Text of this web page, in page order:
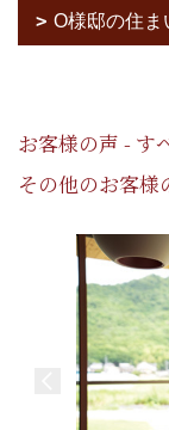
O様邸の住ま
お客様の声 - す
その他のお客様